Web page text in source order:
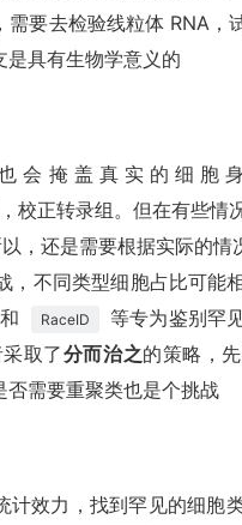
要去检验线粒体 RNA，
具有生物学意义的
会掩盖真实的细胞
校正转录组。但在有些情
，还是需要根据实际的情
，不同类型细胞占比可能
和 RaceID
等专为鉴别罕
取了分而治之的策略，
需要重聚类也是个挑战
效力，找到罕见的细胞